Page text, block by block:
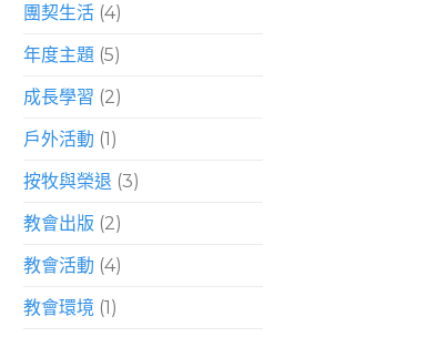
團契生活(4)
年度主題(5)
成長學習 (2)
戶外活動 (1)
按牧與榮退 (3)
教會出版 (2)
教會活動 (4)
教會環境 (1)